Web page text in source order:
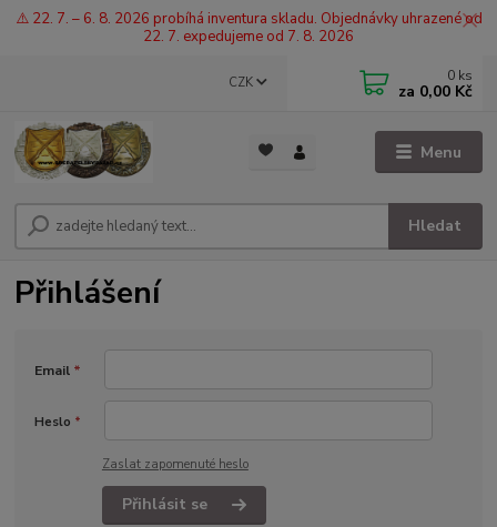
⚠️ 22. 7. – 6. 8. 2026 probíhá inventura skladu. Objednávky uhrazené od
22. 7. expedujeme od 7. 8. 2026
Menu
CZK
Hledat
0 ks
za 0,00 Kč
Přihlášení
Email *
Heslo *
Zaslat zapomenuté heslo
Přihlásit se